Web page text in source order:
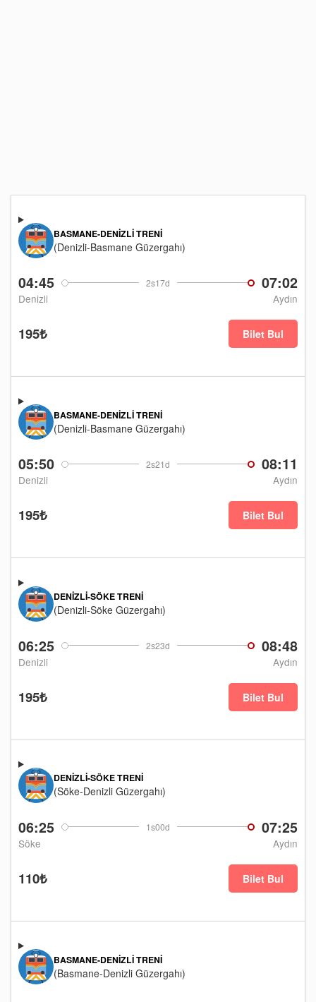
04:45 2s17d 07:02
Denizli Aydın
BASMANE-DENIZLI TRENI
(Denizli-Basmane Güzergahı)
195₺ Bilet Bul
05:50 2s21d 08:11
Denizli Aydın
BASMANE-DENIZLI TRENI
(Denizli-Basmane Güzergahı)
195₺ Bilet Bul
06:25 2s23d 08:48
Denizli Aydın
DENIZLI-SÖKE TRENI
(Denizli-Söke Güzergahı)
195₺ Bilet Bul
06:25 1s00d 07:25
Söke Aydın
DENIZLI-SÖKE TRENI
(Söke-Denizli Güzergahı)
110₺ Bilet Bul
BASMANE-DENIZLI TRENI
(Basmane-Denizli Güzergahı)